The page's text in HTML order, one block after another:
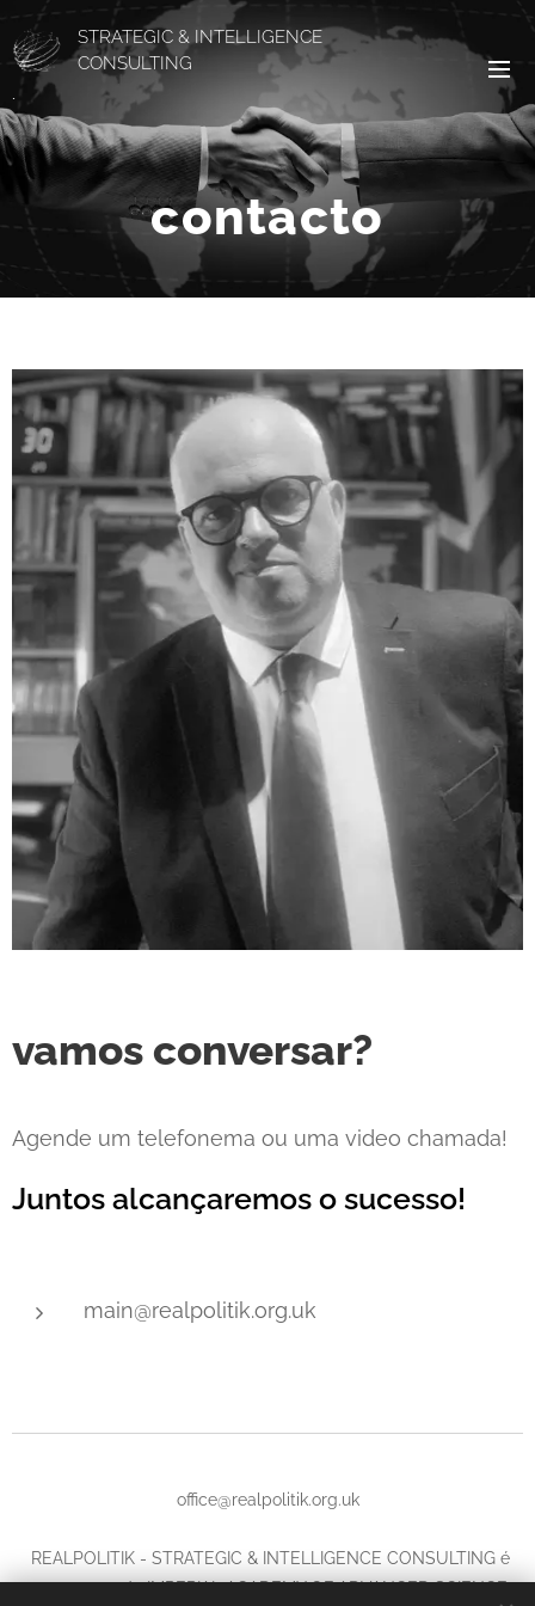
STRATEGIC & INTELLIGENCE
CONSULTING
.
contacto
vamos conversar?
Agende um telefonema ou uma video chamada!
Juntos alcançaremos o sucesso!
main@realpolitik.org.uk
office@realpolitik.org.uk
REALPOLITIK - STRATEGIC & INTELLIGENCE CONSULTING é
uma marca da IMPERIAL ACADEMY OF ADVANCED SCIENCE